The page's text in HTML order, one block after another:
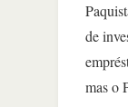
de
mas o